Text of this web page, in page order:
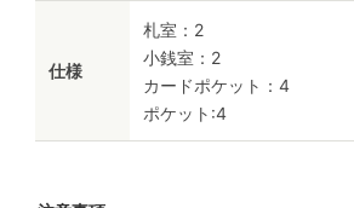
仕様
札室：2
小銭室：2
カードポケット：4
ポケット:4